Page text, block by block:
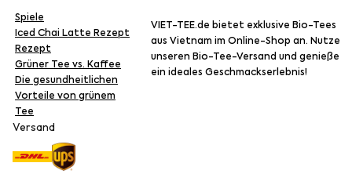
Spiele
Iced Chai Latte Rezept
Rezept
Grüner Tee vs. Kaffee
Die gesundheitlichen
Vorteile von grünem
Tee
VIET-TEE.de bietet exklusive Bio-Tees
aus Vietnam im Online-Shop an. Nutze
unseren Bio-Tee-Versand und genieße
ein ideales Geschmackserlebnis!
Versand